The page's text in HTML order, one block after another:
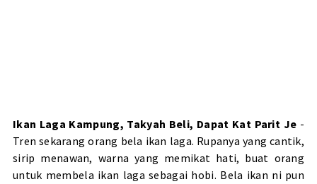
Ikan Laga Kampung, Takyah Beli, Dapat Kat Parit Je -
Tren sekarang orang bela ikan laga. Rupanya yang cantik,
sirip menawan, warna yang memikat hati, buat orang
untuk membela ikan laga sebagai hobi. Bela ikan ni pun